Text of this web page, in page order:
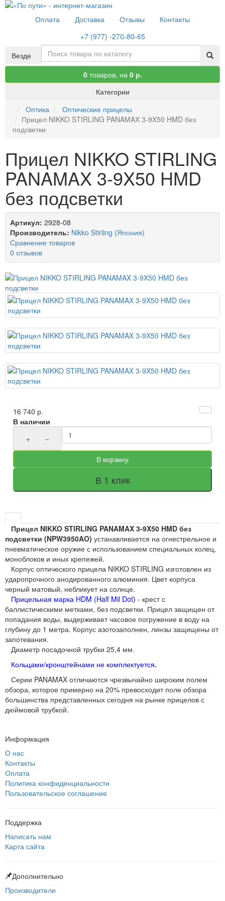
Оплата Доставка Отзывы
Контакты
+7 (977) -270-80-65
Везде
0товаров, на 0 р.
Категории
Оптика
Оптические прицелы
Прицел NIKKO STIRLING PANAMAX 3-9X50 HMD без
подсветки
Прицел NIKKO STIRLING
PANAMAX 3-9X50 HMD
без подсветки
Артикул: 2928-08
Производитель: Nikko Stirling (Япония)
Сравнение товаров
0 отзывов
16 740 р.
В наличии
+
−
В корзину
В 1 клик
Прицел NIKKO STIRLING PANAMAX 3-9X50 HMD без
подсветки (NPW3950AO) устанавливается на огнестрельное и
пневматическое оружие с использованием специальных колец,
моноблоков и иных крепежей.
Корпус оптического прицела NIKKO STIRLING изготовлен из
ударопрочного анодированного алюминия. Цвет корпуса
черный матовый, небликует на солнце.
Прицельная марка HDM (Half Mil Dot) - крест с
баллистическими метками, без подсветки. Прицел защищен от
попадания воды, выдерживает часовое погружение в воду на
глубину до 1 метра. Корпус азотозаполнен, линзы защищены от
запотевания.
Диаметр посадочной трубки 25,4 мм.
Кольцами/кронштейнами не комплектуется.
Серии PANAMAX отличаются чрезвычайно широким полем
обзора, которое примерно на 20% превосходит поле обзора
большинства представленных сегодня на рынке прицелов с
дюймовой трубкой.
Информация
О нас
Контакты
Оплата
Политика конфиденциальности
Пользовательское соглашение
Поддержка
Написать нам
Карта сайта
Дополнительно
Производители